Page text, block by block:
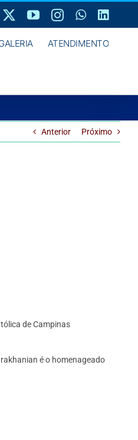
YouTubeInstagram
ATENDIMENTO
Anterior Próximo
de Campinas
é o homenageado